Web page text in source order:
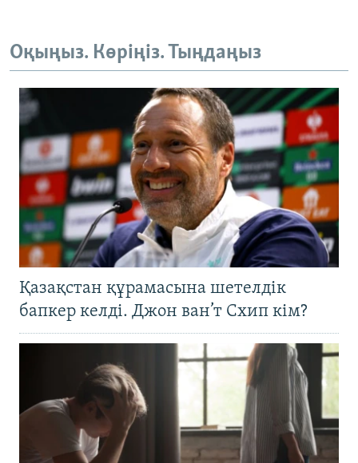
Оқыңыз. Көріңіз. Тыңдаңыз
Қазақстан құрамасына шетелдік
бапкер келді. Джон ван’т Схип кім?